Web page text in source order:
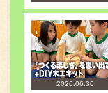
2026.06.30